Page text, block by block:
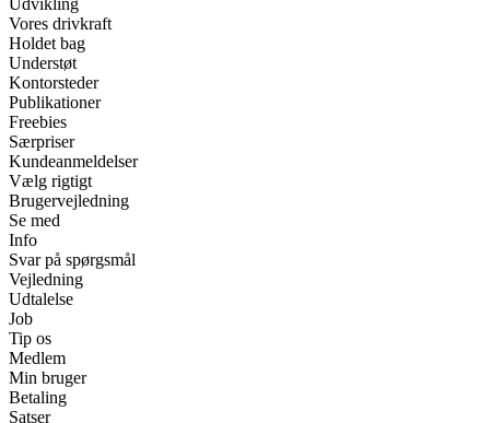
Udvikling
Vores drivkraft
Holdet bag
Understøt
Kontorsteder
Publikationer
Freebies
Særpriser
Kundeanmeldelser
Vælg rigtigt
Brugervejledning
Se med
Info
Svar på spørgsmål
Vejledning
Udtalelse
Job
Tip os
Medlem
Min bruger
Betaling
Satser